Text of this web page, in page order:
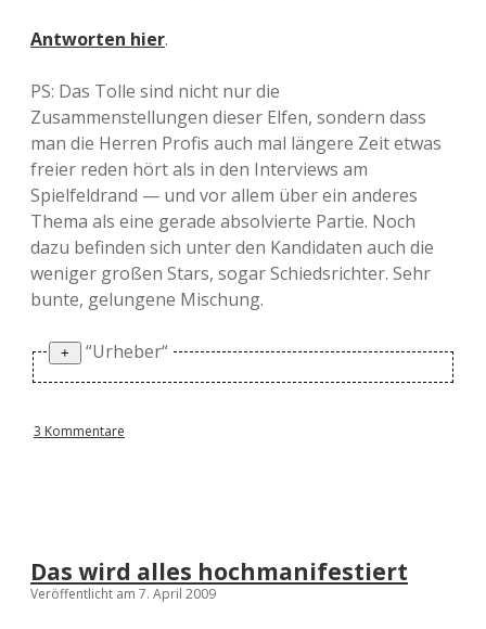
Antworten hier.
PS: Das Tolle sind nicht nur die
Zusammenstellungen dieser Elfen, sondern dass
man die Herren Profis auch mal längere Zeit etwas
freier reden hört als in den Interviews am
Spielfeldrand — und vor allem über ein anderes
Thema als eine gerade absolvierte Partie. Noch
dazu befinden sich unter den Kandidaten auch die
weniger großen Stars, sogar Schiedsrichter. Sehr
bunte, gelungene Mischung.
“Urheber“
von Thomas Helmer und die dritte von Jens
3 Kommentare
Das wird alles hochmanifestiert
Veröffentlicht am 7. April 2009